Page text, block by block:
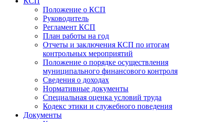
Положение о КСП
Руководитель
Регламент КСП
План работы на год
Отчеты и заключения КСП по итогам
контрольных мероприятий
Положение о порядке осуществления
муниципального финансового контроля
Сведения о доходах
Нормативные документы
Специальная оценка условий труда
Кодекс этики и служебного поведения
Документы